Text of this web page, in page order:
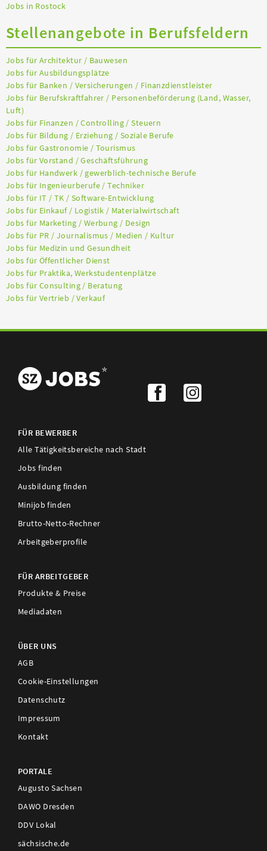
Jobs in Rostock
Stellenangebote in Berufsfeldern
Jobs für Architektur / Bauwesen
Jobs für Ausbildungsplätze
Jobs für Banken / Versicherungen / Finanzdienstleister
Jobs für Berufskraftfahrer / Personenbeförderung (Land, Wasser,
Luft)
Jobs für Finanzen / Controlling / Steuern
Jobs für Bildung / Erziehung / Soziale Berufe
Jobs für Gastronomie / Tourismus
Jobs für Vorstand / Geschäftsführung
Jobs für Handwerk / gewerblich-technische Berufe
Jobs für Ingenieurberufe / Techniker
Jobs für IT / TK / Software-Entwicklung
Jobs für Einkauf / Logistik / Materialwirtschaft
Jobs für Marketing / Werbung / Design
Jobs für PR / Journalismus / Medien / Kultur
Jobs für Medizin und Gesundheit
Jobs für Öffentlicher Dienst
Jobs für Praktika, Werkstudentenplätze
Jobs für Consulting / Beratung
Jobs für Vertrieb / Verkauf
FÜR BEWERBER
Alle Tätigkeitsbereiche nach Stadt
Jobs finden
Ausbildung finden
Minijob finden
Brutto-Netto-Rechner
Arbeitgeberprofile
FÜR ARBEITGEBER
Produkte & Preise
Mediadaten
ÜBER UNS
AGB
Cookie-Einstellungen
Datenschutz
Impressum
Kontakt
PORTALE
Augusto Sachsen
DAWO Dresden
DDV Lokal
sächsische.de